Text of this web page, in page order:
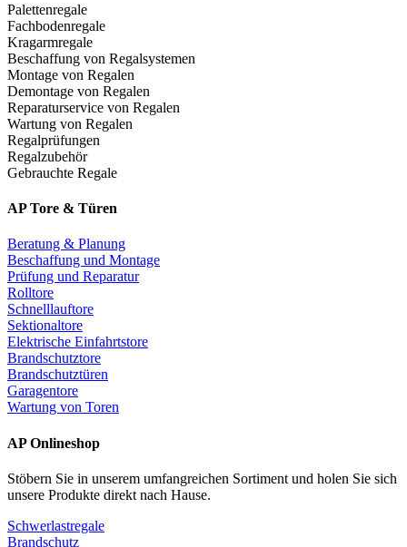
Palettenregale
Fachbodenregale
Kragarmregale
Beschaffung von Regalsystemen
Montage von Regalen
Demontage von Regalen
Reparaturservice von Regalen
Wartung von Regalen
Regalprüfungen
Regalzubehör
Gebrauchte Regale
AP Tore & Türen
Beratung & Planung
Beschaffung und Montage
Prüfung und Reparatur
Rolltore
Schnelllauftore
Sektionaltore
Elektrische Einfahrtstore
Brandschutztore
Brandschutztüren
Garagentore
Wartung von Toren
AP Onlineshop
Stöbern Sie in unserem umfangreichen Sortiment und holen Sie sich
unsere Produkte direkt nach Hause.
Schwerlastregale
Brandschutz